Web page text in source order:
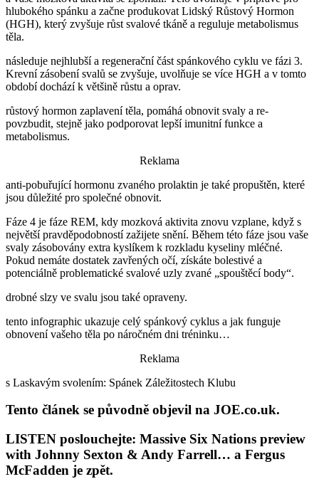
hlubokého spánku a začne produkovat Lidský Růstový Hormon
(HGH), který zvyšuje růst svalové tkáně a reguluje metabolismus
těla.
následuje nejhlubší a regenerační část spánkového cyklu ve fázi 3.
Krevní zásobení svalů se zvyšuje, uvolňuje se více HGH a v tomto
období dochází k většině růstu a oprav.
růstový hormon zaplavení těla, pomáhá obnovit svaly a re-
povzbudit, stejně jako podporovat lepší imunitní funkce a
metabolismus.
Reklama
anti-pobuřující hormonu zvaného prolaktin je také propuštěn, které
jsou důležité pro společné obnovit.
Fáze 4 je fáze REM, kdy mozková aktivita znovu vzplane, když s
největší pravděpodobností zažijete snění. Během této fáze jsou vaše
svaly zásobovány extra kyslíkem k rozkladu kyseliny mléčné.
Pokud nemáte dostatek zavřených očí, získáte bolestivé a
potenciálně problematické svalové uzly zvané „spouštěcí body“.
drobné slzy ve svalu jsou také opraveny.
tento infographic ukazuje celý spánkový cyklus a jak funguje
obnovení vašeho těla po náročném dni tréninku…
Reklama
s Laskavým svolením: Spánek Záležitostech Klubu
Tento článek se původně objevil na JOE.co.uk.
LISTEN poslouchejte: Massive Six Nations preview
with Johnny Sexton & Andy Farrell… a Fergus
McFadden je zpět.